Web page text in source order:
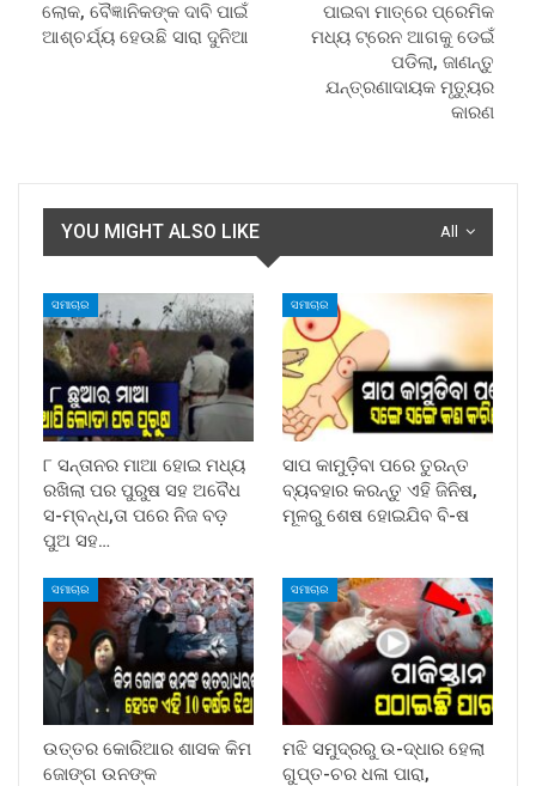
ଲୋକ, ବୈଜ୍ଞାନିକଙ୍କ ଦାବି ପାଇଁ
ଆଶ୍ଚର୍ଯ୍ୟ ହେଉଛି ସାରା ଦୁନିଆ
ପାଇବା ମାତ୍ରେ ପ୍ରେମିକ
ମଧ୍ୟ ଟ୍ରେନ ଆଗକୁ ଡେଇଁ
ପଡିଲା, ଜାଣନ୍ତୁ
ଯନ୍ତ୍ରଣାଦାୟକ ମୃତ୍ୟୁର
କାରଣ
All
YOU MIGHT ALSO LIKE
ସମାଚାର
୮ ସନ୍ତାନର ମାଆ ହୋଇ ମଧ୍ୟ
ରଖିଲା ପର ପୁରୁଷ ସହ ଅବୈଧ
ସ-ମ୍ବନ୍ଧ,ତା ପରେ ନିଜ ବଡ଼
ପୁଅ ସହ…
ସମାଚାର
ସାପ କାମୁଡ଼ିବା ପରେ ତୁରନ୍ତ
ବ୍ୟବହାର କରନ୍ତୁ ଏହି ଜିନିଷ,
ମୂଳରୁ ଶେଷ ହୋଇଯିବ ବି-ଷ
ସମାଚାର
ଉତ୍ତର କୋରିଆର ଶାସକ କିମ
ଜୋଙ୍ଗ ଉନଙ୍କ
ସମାଚାର
ମଝି ସମୁଦ୍ରରୁ ଉ-ଦ୍ଧାର ହେଲା
ଗୁପ୍ତ-ଚର ଧଳା ପାରା,